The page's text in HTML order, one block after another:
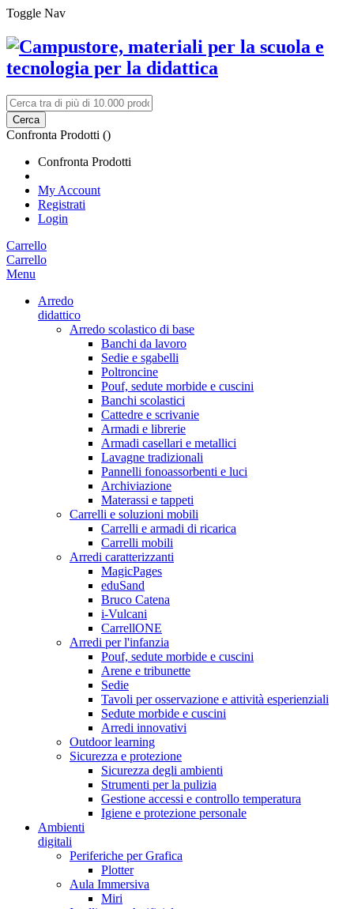
Toggle Nav
Cerca
Confronta Prodotti ()
Confronta Prodotti
My Account
Registrati
Login
Carrello
Carrello
Menu
Arredo
didattico
Arredo scolastico di base
Banchi da lavoro
Sedie e sgabelli
Poltroncine
Pouf, sedute morbide e cuscini
Banchi scolastici
Cattedre e scrivanie
Armadi e librerie
Armadi casellari e metallici
Lavagne tradizionali
Pannelli fonoassorbenti e luci
Archiviazione
Materassi e tappeti
Carrelli e soluzioni mobili
Carrelli e armadi di ricarica
Carrelli mobili
Arredi caratterizzanti
MagicPages
eduSand
Bruco Catena
i-Vulcani
CarrellONE
Arredi per l'infanzia
Pouf, sedute morbide e cuscini
Arene e tribunette
Sedie
Tavoli per osservazione e attività esperienziali
Sedute morbide e cuscini
Arredi innovativi
Outdoor learning
Sicurezza e protezione
Sicurezza degli ambienti
Strumenti per la pulizia
Gestione accessi e controllo temperatura
Igiene e protezione personale
Ambienti
digitali
Periferiche per Grafica
Plotter
Aula Immersiva
Miri